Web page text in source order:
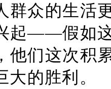
群众的生活
起——假如
他们这次积
的胜利。